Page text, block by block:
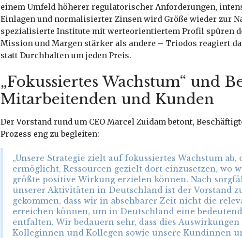
einem Umfeld höherer regulatorischer Anforderungen,
Einlagen und normalisierter Zinsen wird Größe wieder zur
spezialisierte Institute mit werteorientiertem Profil spüren
Mission und Margen stärker als andere – Triodos reagiert
statt Durchhalten um jeden Preis.
„Fokussiertes Wachstum“ und
Mitarbeitenden und Kunden
Der Vorstand rund um CEO Marcel Zuidam betont,
Prozess eng zu begleiten:
„Unsere Strategie zielt auf fokussiertes Wachstum ab,
ermöglicht, Ressourcen gezielt dort einzusetzen, wo
größte positive Wirkung erzielen können. Nach
unserer Aktivitäten in Deutschland ist der Vorstand
gekommen, dass wir in absehbarer Zeit nicht die
erreichen können, um in Deutschland eine
entfalten. Wir bedauern sehr, dass dies
Kolleginnen und Kollegen sowie unsere Kundinnen